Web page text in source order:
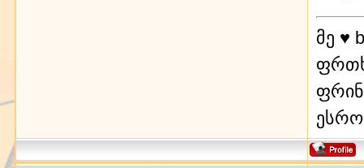
მე ♥